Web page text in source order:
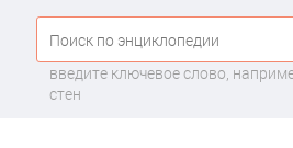
О
введите ключевое слово,
стен